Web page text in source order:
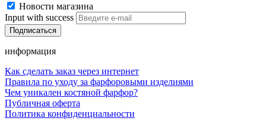
Новости магазина
Input with success
информация
Как сделать заказ через интернет
Правила по уходу за фарфоровыми изделиями
Чем уникален костяной фарфор?
Публичная оферта
Политика конфиденциальности